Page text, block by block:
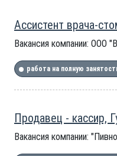
Ассистент врача-
Вакансия компании: ООО
работа на полную
Продавец - кассир,
Вакансия компании: